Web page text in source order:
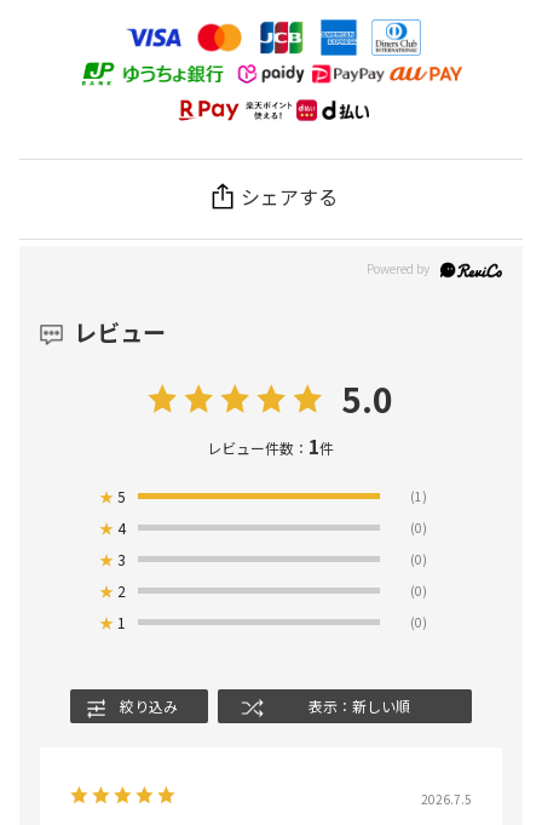
シェアする
レビュー
5.0
レビュー件数： 1件
★5 (1)
★4 (0)
★3 (0)
★ 2 (0)
★ 1 (0)
絞り込み 表示：新しい順
2026.7.5